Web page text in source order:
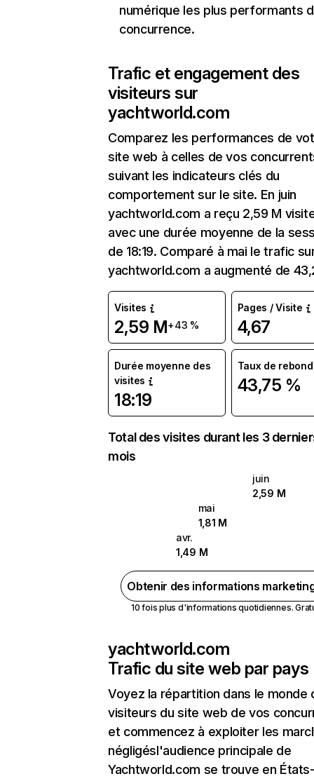
numérique les plus performants
concurrence.
Trafic et engagement des
visiteurs sur
yachtworld.com
Comparez les performances de
site web à celles de vos
suivant les indicateurs clés du
comportement sur le site. En juin
yachtworld.com a reçu 2,59 M
avec une durée moyenne de la
de 18:19. Comparé à mai le trafic
yachtworld.com a augmenté de
Visites
2,59 M+43 %
Pages / Visite
4,67
Durée moyenne des
visites
18:19
Taux de rebond
43,75 %
Total des visites durant les 3
mois
juin
2,59 M
mai
1,81 M
avr.
1,49 M
Obtenir des informations
10 fois plus d'informations quotidiennes.
yachtworld.com
Trafic du site web par pays
Voyez la répartition dans le monde
visiteurs du site web de vos
et commencez à exploiter les
négligésl'audience principale de
Yachtworld.com se trouve en